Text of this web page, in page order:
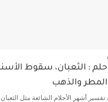
: الثعبان، سقوط
المطر والذهب
أشهر الأحلام الشائعة مثل